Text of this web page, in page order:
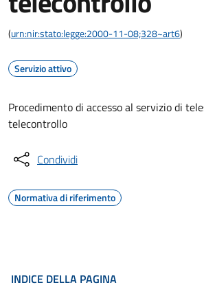
(urn:nir:stato:legge:2000-11-08;328~art6)
Servizio attivo
Procedimento di accesso al servizio di
telecontrollo
Condividi
Normativa di riferimento
INDICE DELLA PAGINA